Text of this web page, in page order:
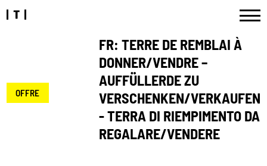
OFFRE
FR: TERRE DE REMBLAI À
DONNER/VENDRE –
AUFFÜLLERDE ZU
VERSCHENKEN/VERKAUFEN
- TERRA DI RIEMPIMENTO DA
REGALARE/VENDERE